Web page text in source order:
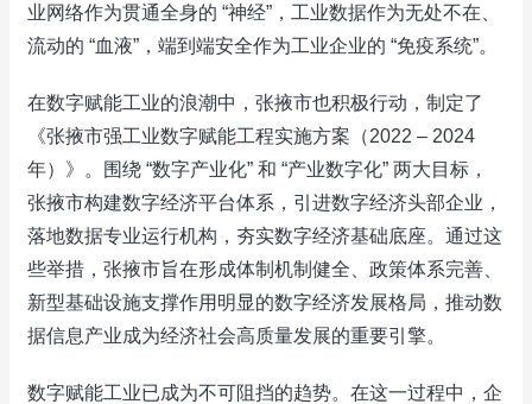
业网络作为贯通全身的 “神经”，工业数据作为无处不在、
流动的 “血液”，端到端安全作为工业企业的 “免疫系统”。​
在数字赋能工业的浪潮中，张掖市也积极行动，制定了
《张掖市强工业数字赋能工程实施方案（2022 – 2024
年）》。围绕 “数字产业化” 和 “产业数字化” 两大目标，
张掖市构建数字经济平台体系，引进数字经济头部企业，
落地数据专业运行机构，夯实数字经济基础底座。通过这
些举措，张掖市旨在形成体制机制健全、政策体系完善、
新型基础设施支撑作用明显的数字经济发展格局，推动数
据信息产业成为经济社会高质量发展的重要引擎。​
数字赋能工业已成为不可阻挡的趋势。在这一过程中，企